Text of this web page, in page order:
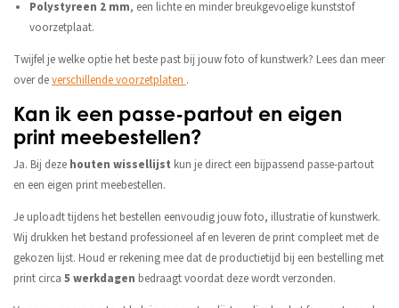
Polystyreen 2 mm, een lichte en minder breukgevoelige kunststof
voorzetplaat.
Twijfel je welke optie het beste past bij jouw foto of kunstwerk? Lees dan meer
over deverschillende voorzetplaten .
Kan ik een passe-partout en eigen
print meebestellen?
Ja. Bij deze houten wissellijst kun je direct een bijpassend passe-partout
en een eigen print meebestellen.
Je uploadt tijdens het bestellen eenvoudig jouw foto, illustratie of kunstwerk.
Wij drukken het bestand professioneel af en leveren de print compleet met de
gekozen lijst. Houd er rekening mee dat de productietijd bij een bestelling met
print circa 5 werkdagen bedraagt voordat deze wordt verzonden.